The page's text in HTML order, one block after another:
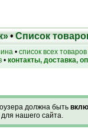
•Список
• список всех товаров
• контакты, доставка,
должна быть
для нашего сайта.